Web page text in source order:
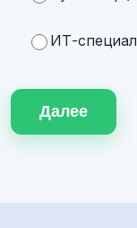
ИТ-
Далее